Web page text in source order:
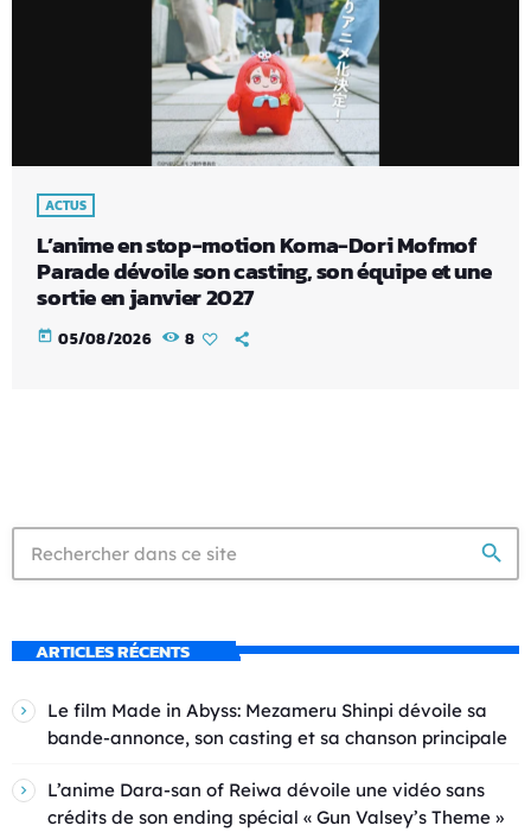
ACTUS
L’anime en stop-motion Koma-Dori Mofmof
Parade dévoile son casting, son équipe et une
sortie en janvier 2027
today 05/08/2026 8
search
ARTICLES RÉCENTS
Le film Made in Abyss: Mezameru Shinpi dévoile sa
bande-annonce, son casting et sa chanson principale
L’anime Dara-san of Reiwa dévoile une vidéo sans
crédits de son ending spécial « Gun Valsey’s Theme »